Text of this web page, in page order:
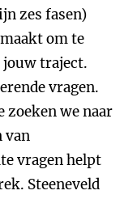
zes fasen)
om te
jouw traject.
vragen.
zoeken we naar
van
vragen helpt
Steeneveld